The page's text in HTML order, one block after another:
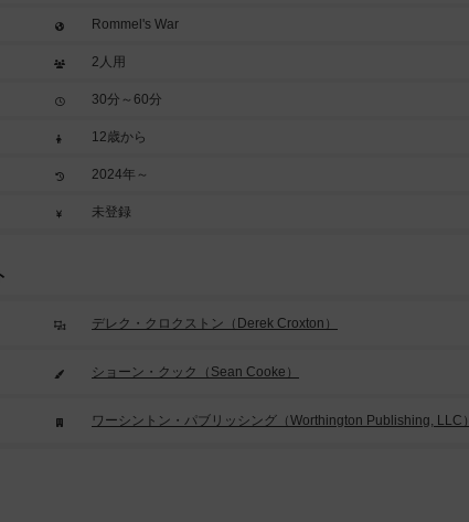
Rommel's War
2人用
30分～60分
12歳から
2024年～
未登録
デレク・クロクストン（Derek Croxton）
ショーン・クック（Sean Cooke）
ワーシントン・パブリッシング（Worthington Publishing, LLC）